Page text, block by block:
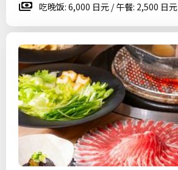
吃晚饭: 6,000 日元 / 午餐: 2,500 日元